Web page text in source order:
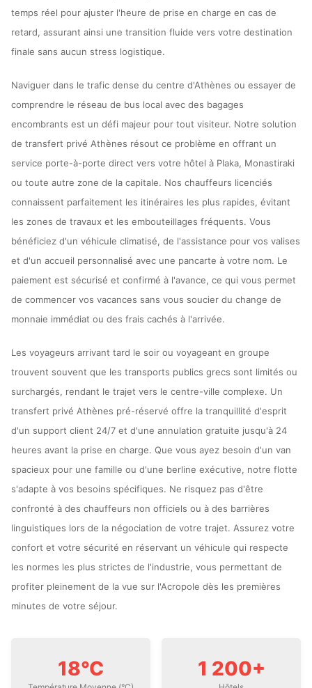
temps réel pour ajuster l'heure de prise en charge en cas de
retard, assurant ainsi une transition fluide vers votre destination
finale sans aucun stress logistique.
Naviguer dans le trafic dense du centre d'Athènes ou essayer de
comprendre le réseau de bus local avec des bagages
encombrants est un défi majeur pour tout visiteur. Notre solution
de transfert privé Athènes résout ce problème en offrant un
service porte-à-porte direct vers votre hôtel à Plaka, Monastiraki
ou toute autre zone de la capitale. Nos chauffeurs licenciés
connaissent parfaitement les itinéraires les plus rapides, évitant
les zones de travaux et les embouteillages fréquents. Vous
bénéficiez d'un véhicule climatisé, de l'assistance pour vos valises
et d'un accueil personnalisé avec une pancarte à votre nom. Le
paiement est sécurisé et confirmé à l'avance, ce qui vous permet
de commencer vos vacances sans vous soucier du change de
monnaie immédiat ou des frais cachés à l'arrivée.
Les voyageurs arrivant tard le soir ou voyageant en groupe
trouvent souvent que les transports publics grecs sont limités ou
surchargés, rendant le trajet vers le centre-ville complexe. Un
transfert privé Athènes pré-réservé offre la tranquillité d'esprit
d'un support client 24/7 et d'une annulation gratuite jusqu'à 24
heures avant la prise en charge. Que vous ayez besoin d'un van
spacieux pour une famille ou d'une berline exécutive, notre flotte
s'adapte à vos besoins spécifiques. Ne risquez pas d'être
confronté à des chauffeurs non officiels ou à des barrières
linguistiques lors de la négociation de votre trajet. Assurez votre
confort et votre sécurité en réservant un véhicule qui respecte
les normes les plus strictes de l'industrie, vous permettant de
profiter pleinement de la vue sur l'Acropole dès les premières
minutes de votre séjour.
18°C 1 200+